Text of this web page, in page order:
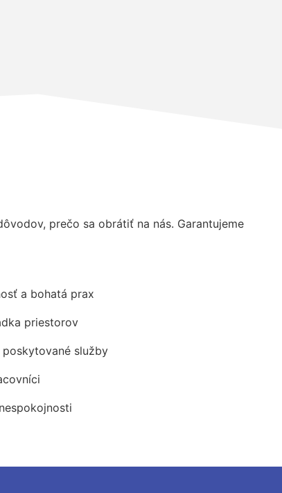
prečo sa obrátiť na nás. Garantujeme
a bohatá prax
priestorov
služby